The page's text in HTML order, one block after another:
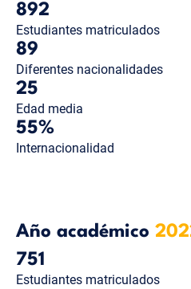
892
Estudiantes matriculados
89
Diferentes nacionalidades
25
Edad media
55%
Internacionalidad
Año académico
751
Estudiantes matriculados